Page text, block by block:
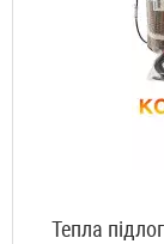
Тепла